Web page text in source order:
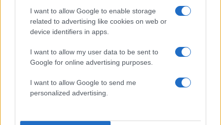
I want to allow Google to enable storage
related to advertising like cookies on web or
device identifiers in apps.
I want to allow my user data to be sent to
Google for online advertising purposes.
I want to allow Google to send me
personalized advertising.
Αγγελική Ηλιάδη: Η συγκλονιστική
εξομολόγηση για τον γιο της – «Εκείνο το
βράδυ είδα το μεγαλύτερο θαύμα της ζωής
μου»
07.08.2026